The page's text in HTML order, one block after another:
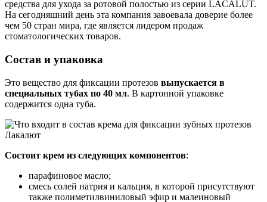
средства для ухода за ротовой полостью из серии LACALUT.
На сегодняшний день эта компания завоевала доверие более
чем 50 стран мира, где является лидером продаж
стоматологических товаров.
Состав и упаковка
Это вещество для фиксации протезов выпускается в
специальных тубах по 40 мл. В картонной упаковке
содержится одна туба.
Состоит крем из следующих компонентов:
парафиновое масло;
смесь солей натрия и кальция, в которой присутствуют
также полиметилвиниловый эфир и малеиновый